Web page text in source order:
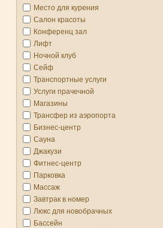
Место для курения
Салон красоты
Конференц зал
Лифт
Ночной клуб
Сейф
Транспортные услуги
Услуги прачечной
Магазины
Трансфер из аэропорта
Бизнес-центр
Сауна
Джакузи
Фитнес-центр
Парковка
Массаж
Завтрак в номер
Люкс для новобрачных
Бассейн